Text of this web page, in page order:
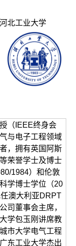
北工业大学
（IEEE终身会
与电子工程领域
，拥有英国阿斯
荣誉学士及博士
1984）和伦敦
学博士学位（20
澳大利亚DRPT
司董事会主席，
学包玉刚讲席教
市大学电气工程
东工业大学杰出